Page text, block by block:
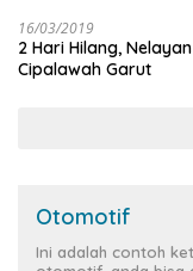
16/03/2019
2 Hari Hilang,
Cipalawah Garut
Otomotif
Ini adalah contoh